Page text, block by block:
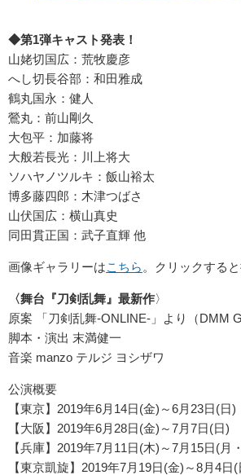
◆第1弾キャスト発表！
山姥切国広：荒牧慶彦
へし切長谷部：和田雅成
鶴丸国永：健人
鶯丸：前山剛久
大包平：加藤将
大般若長光：川上将大
ソハヤノツルキ：飯山裕太
博多藤四郎：木津つばさ
山伏国広：横山真史
同田貫正国：武子直輝 他
画像ギャラリーはこちら 。クリックする
〈舞台『刀剣乱舞』最新作〉
原案 「刀剣乱舞-ONLINE-」より（DMM
脚本・演出 末満健一
音楽 manzo テルジ ヨシザワ
公演概要
【東京】2019年6月14日(金)～6月23日(日)
【大阪】2019年6月28日(金)～7月7日(日)
【兵庫】2019年7月11日(木)～7月15日(月
【東京凱旋】2019年7月19日(金)～8月4日(